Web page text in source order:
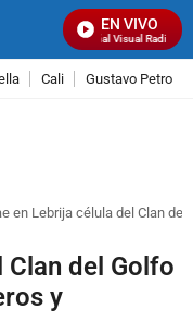
EN VIVO
Señal Visual Radio
Cali Gustavo Petro
en Lebrija célula del Clan
Clan del Golfo
y